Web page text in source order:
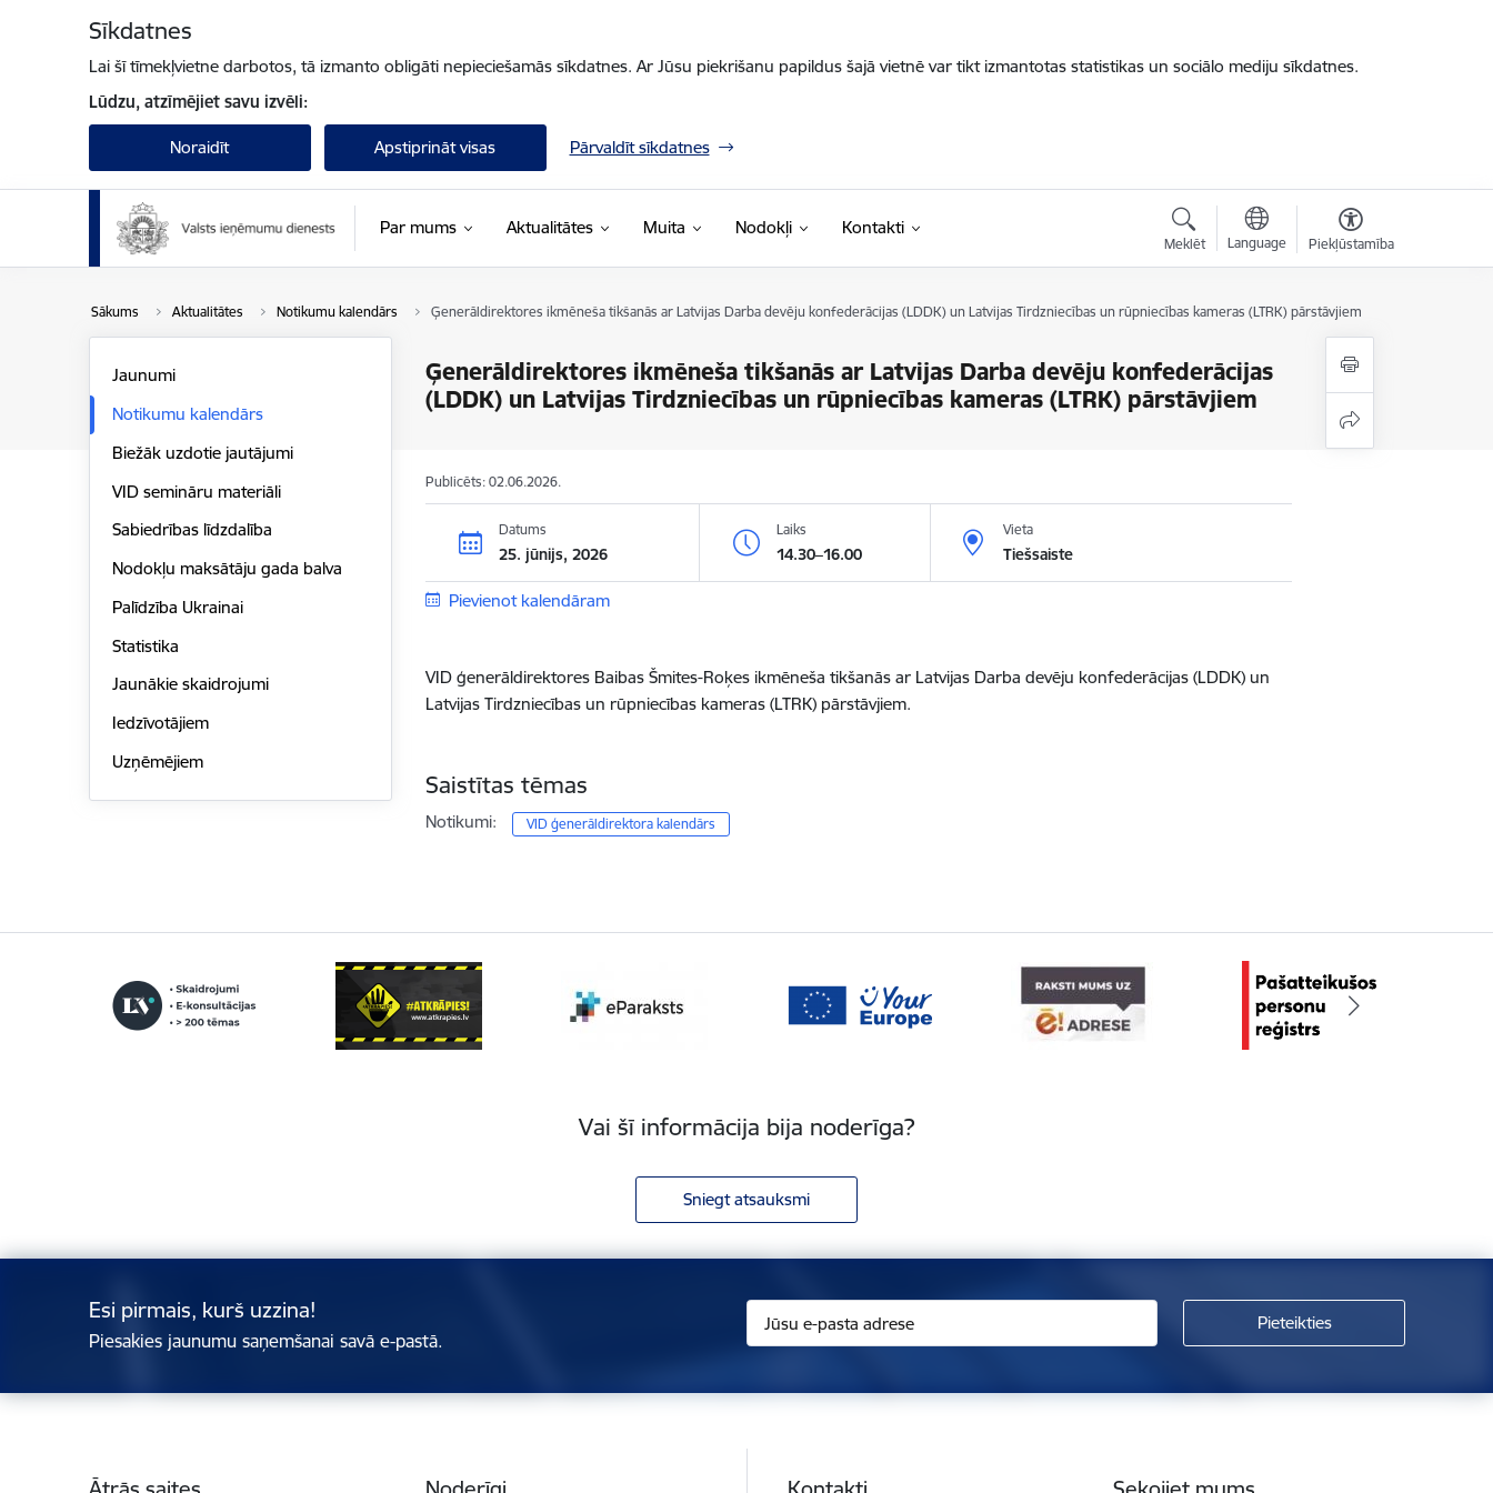
Sīkdatnes
Lai šī tīmekļvietne darbotos, tā izmanto obligāti nepieciešamās sīkdatnes. Ar Jūsu piekrišanu papildus šajā vietnē var tikt izmantotas statistikas un sociālo mediju sīkdatnes.
Lūdzu, atzīmējiet savu izvēli:
Noraidīt Apstiprināt visas Pārvaldīt sīkdatnes
Par mums Aktualitātes Muita Nodokļi Kontakti
Meklēt Language Piekļūstamība
Sākums Aktualitātes Notikumu kalendārs Ģenerāldirektores ikmēneša tikšanās ar Latvijas Darba devēju konfederācijas (LDDK) un Latvijas Tirdzniecības un rūpniecības kameras (LTRK) pārstāvjiem
Ģenerāldirektores ikmēneša tikšanās ar Latvijas Darba devēju konfederācijas
(LDDK) un Latvijas Tirdzniecības un rūpniecības kameras (LTRK) pārstāvjiem
Jaunumi
Notikumu kalendārs
Biežāk uzdotie jautājumi
VID semināru materiāli
Sabiedrības līdzdalība
Nodokļu maksātāju gada balva
Palīdzība Ukrainai
Statistika
Jaunākie skaidrojumi
Iedzīvotājiem
Uzņēmējiem
Publicēts: 02.06.2026.
Datums
25. jūnijs, 2026
Laiks
14.30–16.00
Vieta
Tiešsaiste
Pievienot kalendāram
VID ģenerāldirektores Baibas Šmites-Roķes ikmēneša tikšanās ar Latvijas Darba devēju konfederācijas (LDDK) un
Latvijas Tirdzniecības un rūpniecības kameras (LTRK) pārstāvjiem.
Saistītas tēmas
Notikumi: VID ģenerāldirektora kalendārs
Vai šī informācija bija noderīga?
Sniegt atsauksmi
Esi pirmais, kurš uzzina!
Piesakies jaunumu saņemšanai savā e-pastā.